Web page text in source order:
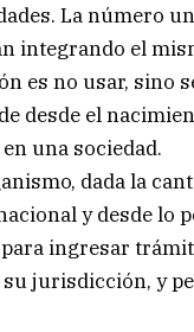
La número
integrando el
es no usar, sino
desde el
una sociedad.
dada la
y desde lo
ingresar
jurisdicción, y